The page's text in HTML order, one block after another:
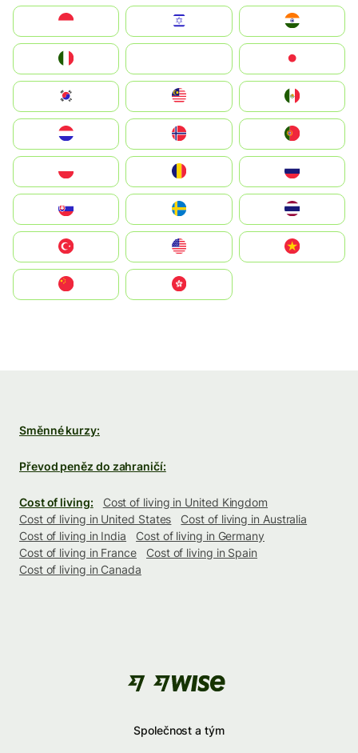
South Korea
United States
中國香港特別行政區
Směnné kurzy:
Převod peněz do zahraničí:
Cost of living:
Cost of living in United Kingdom
Cost of living in United States
Cost of living in Australia
Cost of living in India
Cost of living in Germany
Cost of living in France
Cost of living in Spain
Cost of living in Canada
Společnost a tým